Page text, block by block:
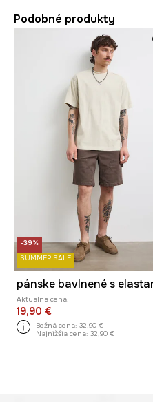
Podobné produkty
-39%
SUMMER SALE
Aktuálna cena:
19,90 €
Bežná cena: 32,90 €
Najnižšia cena: 32,90 €